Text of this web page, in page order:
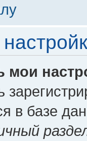
мои
в базе